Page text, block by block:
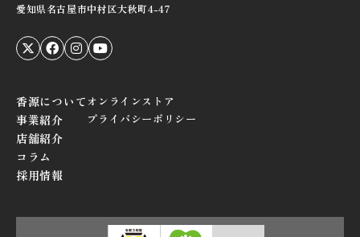
愛知県名古屋市中村区大秋町4-47
香源について
事業紹介
店舗紹介
コラム
採用情報
オンラインストア
プライバシーポリシー